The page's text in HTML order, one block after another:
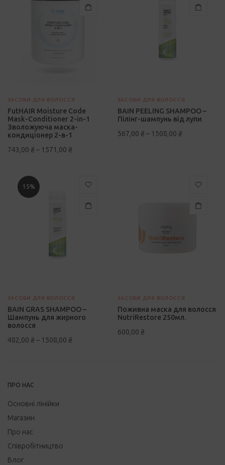
має
ЗАСОБИ ДЛЯ ВОЛОССЯ
FutHAIR Moisture Code
Mask-Conditioner 2-in-1
Зволожуюча маска-
кондиціонер 2-в-1
743,00 ₴ – 1571,00 ₴
має
ЗАСОБИ ДЛЯ ВОЛОССЯ
BAIN PEELING SHAMPOO –
Пілінг-шампунь від лупи
567,00 ₴ – 1508,00 ₴
15%
Цей
має
ЗАСОБИ ДЛЯ ВОЛОССЯ
BAIN GRAS SHAMPOO –
Шампунь для жирного
волосся
482,00 ₴ – 1508,00 ₴
ЗАСОБИ ДЛЯ ВОЛОССЯ
Поживна маска для волосся
NutriRestore 250мл.
600,00 ₴
ПРО НАС
Основні лінійки
Магазин
Про нас
Співробітництво
Блог